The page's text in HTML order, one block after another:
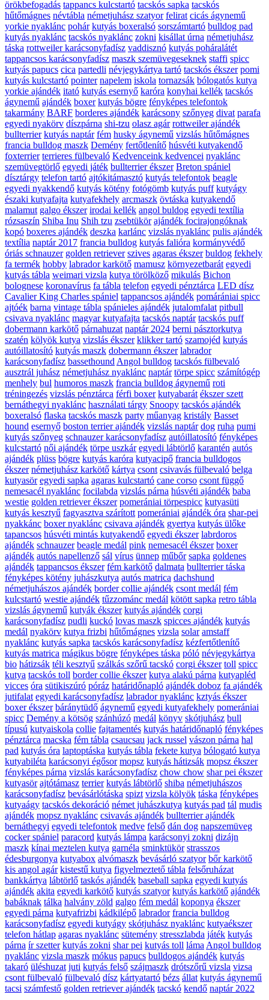
örökbefogadás tappancs kulcstartó tacskós sapka tacskós
hűtőmágnes névtábla németjuhász szatyor felirat cicás ágynemű
yorkie nyaklánc pohár kutyás boxeralsó sorszámtartó bulldog pad
kutyás nyaklánc tacskós nyaklánc zokni kisállat úrna németjuhász
táska rottweiler karácsonyfadísz vaddisznó kutyás poháralátét
tappancsos karácsonyfadísz maszk szemüvegeseknek staffi spicc
kutyás papucs cica partedli névjegykártya tartó tacskós ékszer pomi
kutyás kulcstartó pointer napelem iskola tornazsák bólogatós kutya
yorkie ajándék itató kutyás esernyő karóra konyhai kellék tacskós
ágynemű ajándék boxer kutyás bögre fényképes telefontok
takarmány BARF borderes ajándék karácsony szőnyeg divat parafa
egyedi nyakörv díszpárna shi-tzu olasz agár rottweiler ajándék
bullterrier kutyás naptár fém husky ágynemű vizslás hűtőmágnes
francia bulldog maszk Demény fertőtlenítő húsvéti kutyakendő
foxterrier terrieres fülbevaló Kedvenceink kedvencei nyaklánc
szemüvegtörlő egyedi játék bullterrier ékszer Breton spániel
dísztárgy telefon tartó ajtókitámasztó kutyás telefontok beagle
egyedi nyakkendő kutyás kötény fotógömb kutyás puff kutyágy
északi kutyafajta kutyafekhely arcmaszk övtáska kutyakendő
malamut galgo ékszer irodai kellék angol buldog egyedi textília
rózsaszín Shiba Inu Shih tzu zsebtükör ajándék focirajongóknak
kopó boxeres ajándék deszka karlánc vizslás nyaklánc pulis ajándék
textília naptár 2017 francia bulldog kutyás falióra kormányvédő
óriás schnauzer golden retriever szives agaras ékszer buldog fekhely
fa termék hobby labrador karkötő mamusz környezetbarát egyedi
kutyás tábla weimari vizsla kutya törölköző mikulás Bichon
bolognese koronavírus fa tábla telefon egyedi pénztárca LED dísz
Cavalier King Charles spániel tappancsos ajándék pomárániai spicc
ajtóék barna vintage tábla spánieles ajándék jutalomfalat pitbull
csivava nyaklánc magyar kutyafajta tacskós naptár tacskós puff
dobermann karkötő párnahuzat naptár 2024 berni pásztorkutya
szatén kölyök kutya vizslás ékszer klikker tartó szamojéd kutyás
autóillatosító kutyás maszk dobermann ékszer labrador
karácsonyfadísz bassethound Angol bulldog tacskós fülbevaló
ausztrál juhász németjuhász nyaklánc naptár törpe spicc számítógép
menhely bul humoros maszk francia bulldog ágynemű roti
tréningezés vizslás pénztárca férfi boxer kutyabarát ékszer szett
bernáthegyi nyaklánc használati tárgy Snoopy tacskós ajándék
boxeralsó flaska tacskós maszk party műanyag kristály Basset
hound esernyő boston terrier ajándék vizslás naptár dog ruha pumi
kutyás szőnyeg schnauzer karácsonyfadísz autóillatosító fényképes
kulcstartó női ajándék törpe uszkár egyedi lábtörlő karantén autós
ajándék plüss bögre kutyás karóra kutyacipő francia bulldogos
ékszer németjuhász karkötő kártya csont csivavás fülbevaló belga
kutyasör egyedi sapka agaras kulcstartó cane corso csont függő
nemesacél nyaklánc focilabda vizslás párna húsvéti ajándék baba
westie golden retriever ékszer pomerániai törpespicc kutyasüti
kutyás kesztyű fagyasztva szárított pomerániai ajándék óra shar-pei
nyakkánc boxer nyaklánc csivava ajándék gyertya kutyás ülőke
tapancsos húsvéti mintás kutyakendő egyedi ékszer labrdoros
ajándék schnauzer beagle medál pink nemesacél ékszer boxer
ajándék autós napellenző sál vírus ünnep műbőr sapka goldenes
ajándék tappancsos ékszer fém karkötő dalmata bullterrier táska
fényképes kötény juhászkutya autós matrica dachshund
németjuhászos ajándék border collie ajándék csont medál fém
kulcstartó westie ajándék tűzzománc medál kötött sapka retro tábla
vizslás ágynemű kutyák ékszer kutyás ajándék corgi
karácsonyfadísz pudli kuckó lovas maszk spicces ajándék kutyás
medál nyakörv kutya frizbi hűtőmágnes vizsla solar amstaff
nyaklánc kutyás sapka tacskós karácsonyfadísz kézfertőtlenítő
kutyás matrica mágikus bögre fényképes táska póló névjegykártya
bio hátizsák téli kesztyű szálkás szőrű tacskó corgi ékszer toll spicc
kutya tacskós toll border collie ékszer kutya alakú párna kutyapléd
vicces óra sütikiszúró póráz határidőnapló ajándék doboz fa ajándék
jutifalat egyedi karácsonyfadísz labrador nyaklánc kztyás ékszer
boxer ékszer báránytüdő ágynemű egyedi kutyafekhely pomerániai
spicc Demény a kötsög szánhúzó medál könyv skótjuhász bull
típusú kutyaiskola collie fajtamentés kutyás határidőnapló fényképes
pénztárca macska fém tábla csaucsau jack russel vászon párna hal
pad kutyás óra laptoptáska kutyás tábla fekete kutya bólogató kutya
kutyabiléta karácsonyi égősor mopsz kutyás hátizsák mopsz ékszer
fényképes párna vizslás karácsonyfadísz chow chow shar pei ékszer
kutyasör ajtótámasz terrier kutyás lábtörlő shiba németjuhászos
karácsonyfadísz bevásárlótáska spizt vizsla kölyök táska fényképes
kutyaágy tacskós dekoráció német juhászkutya kutyás pad tál mudis
ajándék mopsz nyaklánc csivavás ajándék bullterrier ajándék
bernáthegyi egyedi telefontok medve felső dán dog napszemüveg
cocker spániel paracord kutyás lámpa karácsonyi zokni dizájn
maszk kínai meztelen kutya garnéla sminktükör strasszos
édesburgonya kutyabox alvómaszk bevásárló szatyor bőr karkötő
kis angol agár kistestű kutya figyelmeztető tábla felsőruházat
bankkártya lábtörlő taskós ajándék baseball sapka egyedi kutyás
ajándék akita egyedi karkötő kutyás szatyor kutyás karkötő ajándék
babáknak tálka halvány zöld galgo fém medál koponya ékszer
egyedi párna kutyafrizbi kádkilépő labrador francia bulldog
karácsonyfadísz egyedi kutyágy skótjuhász nyaklánc kutyaékszer
telefon hátlap agaras nyaklánc sütemény stresszlabda játék kutyás
párna ír szetter kutyás zokni shar pei kutyás toll láma Angol bulldog
nyaklánc vizsla maszk mókus papucs bulldogos ajándék kutyás
takaró üléshuzat juti kutyás felső szájmaszk drótszőrű vizsla vizsa
csont fülbevaló fülbevaló dísz kártyatartó bézs állat kutyás ágynemű
tacsi számfestő golden retriever ajándék tacskó kendő naptár 2022